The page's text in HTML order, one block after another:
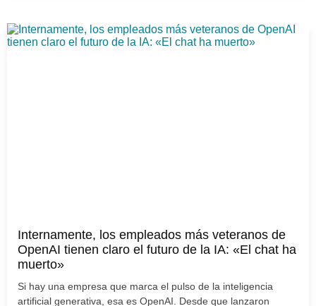
Internamente, los empleados más veteranos de
OpenAI tienen claro el futuro de la IA: «El chat ha
muerto»
Si hay una empresa que marca el pulso de la inteligencia
artificial generativa, esa es OpenAI. Desde que lanzaron